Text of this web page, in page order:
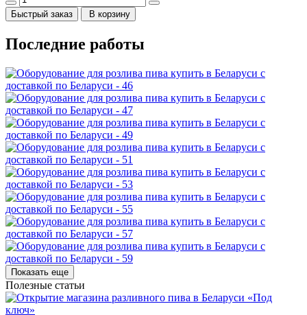
Быстрый заказ В корзину
Последние работы
Показать еще
Полезные статьи